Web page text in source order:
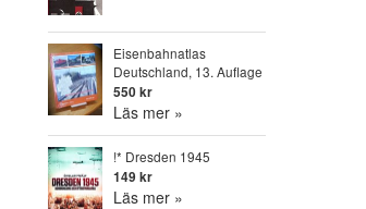
Eisenbahnatlas
Deutschland, 13. Auflage
550 kr
Läs mer »
!* Dresden 1945
149 kr
Läs mer »